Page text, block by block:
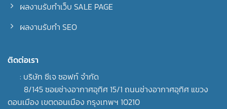
ผลงานรับทำเว็บ SALE PAGE
ผลงานรับทำ SEO
ติดต่อเรา
: บริษัท ซีเจ ซอฟท์ จำกัด
8/145 ซอยช่างอากาศอุทิศ 15/1 ถนนช่างอากาศอุทิศ แขวง
ดอนเมือง เขตดอนเมือง กรุงเทพฯ 10210